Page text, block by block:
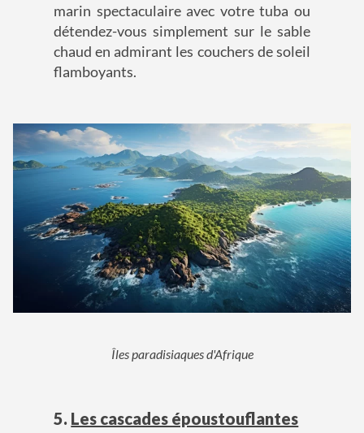
marin spectaculaire avec votre tuba ou
détendez-vous simplement sur le sable
chaud en admirant les couchers de soleil
flamboyants.
Îles paradisiaques d'Afrique
5. Les cascades époustouflantes